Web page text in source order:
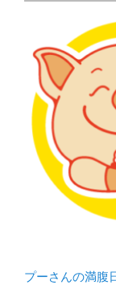
化し
プーさんの満腹